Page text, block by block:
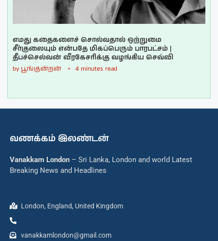
எமது கதைகளைச் சொல்வதால் ஒற்றுமை
சீர்குலையும் என்பதே மிகப்பெரும் பாரபட்சம் |
தீபச்செல்வன் வீரகேசரிக்கு வழங்கிய செவ்வி
by பூங்குன்றன் 4 minutes read
வணக்கம் இலண்டன்
Vanakkam London – Sri Lanka, London and world Latest
Breaking News and Headlines
London, England, United Kingdom
vanakkamlondon@gmail.com